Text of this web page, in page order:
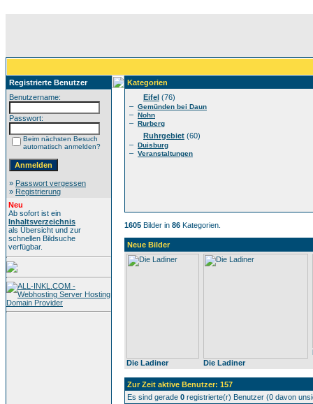
Registrierte Benutzer
Benutzername:
Passwort:
Beim nächsten Besuch
automatisch anmelden?
» Passwort vergessen
» Registrierung
Neu
Ab sofort ist ein
Inhaltsverzeichnis
als Übersicht und zur
schnellen Bildsuche
verfügbar.
Kategorien
Eifel (76)
– Gemünden bei Daun
– Nohn
– Rurberg
Ruhrgebiet (60)
– Duisburg
– Veranstaltungen
1605 Bilder in 86 Kategorien.
Neue Bilder
Die Ladiner Die Ladiner
Zur Zeit aktive Benutzer: 157
Es sind gerade 0 registrierte(r) Benutzer (0 davon